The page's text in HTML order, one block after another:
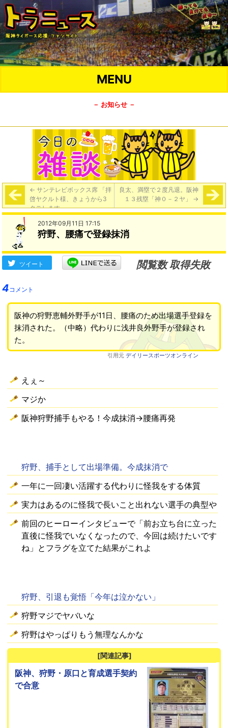
MENU
－ お知らせ －
← サンテレビボックス席 「拝
啓ヤクルト様、きょうから3
タテします。」
良太、満塁で２度凡退。阪神
１３残塁「神０－２ヤ」 →
2012年09月11日 17:15
狩野、腰痛で登録抹消
ツイート
閲覧数 取得失敗
4コメント
阪神の狩野恵輔外野手が11日、腰痛のため出場選手登録を
抹消された。（中略）代わりに浅井良外野手が登録され
た。
引用元 デイリースポーツオンライン
えぇ～
マジか
阪神狩野捕手もやる！今成抹消→腰痛再発
狩野、捕手として出場準備。今成抹消で
一年に一回凄い活躍する代わりに怪我をする体質
実力はあるのに怪我で長いこと出れない選手の典型や
前回のヒーローインタビューで「前お立ち台に立った
直後に怪我でいなくなったので、今回は続けたいです
ね」とフラグを立てた結果がこれよ
狩野、引退も覚悟「今年は泣かない」
狩野マジでヤバいな
狩野はやっぱりもう無理なんかな
[関連記事]
阪神、狩野・原口と育成選手契約
で合意